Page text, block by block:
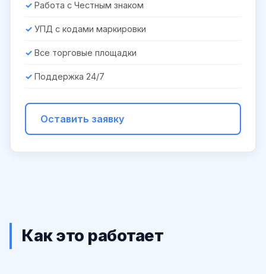
Работа с Честным знаком
УПД с кодами маркировки
Все торговые площадки
Поддержка 24/7
Оставить заявку
Как это работает